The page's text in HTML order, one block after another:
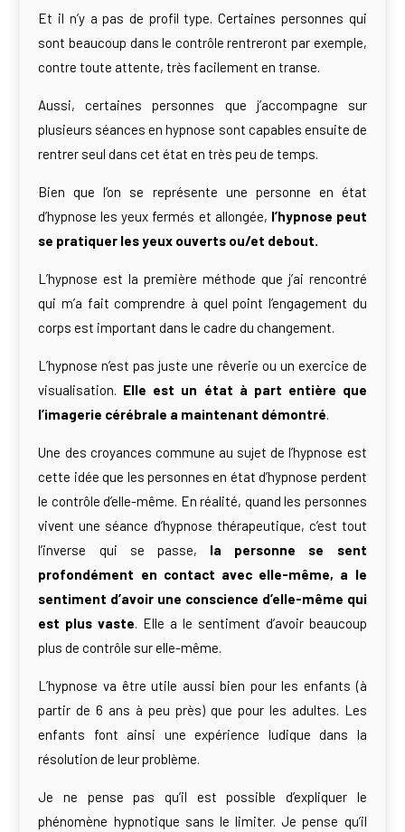
Et il n’y a pas de profil type. Certaines personnes qui
sont beaucoup dans le contrôle rentreront par exemple,
contre toute attente, très facilement en transe.
Aussi, certaines personnes que j’accompagne sur
plusieurs séances en hypnose sont capables ensuite de
rentrer seul dans cet état en très peu de temps.
Bien que l’on se représente une personne en état
d’hypnose les yeux fermés et allongée, l’hypnose peut
se pratiquer les yeux ouverts ou/et debout.
L’hypnose est la première méthode que j’ai rencontré
qui m’a fait comprendre à quel point l’engagement du
corps est important dans le cadre du changement.
L’hypnose n’est pas juste une rêverie ou un exercice de
visualisation. Elle est un état à part entière que
l’imagerie cérébrale a maintenant démontré
Une des croyances commune au sujet de l’hypnose est
cette idée que les personnes en état d’hypnose perdent
le contrôle d’elle-même. En réalité, quand les personnes
vivent une séance d’hypnose thérapeutique, c’est tout
l’inverse qui se passe, la personne se sent
profondément en contact avec elle-même, a le
sentiment d’avoir une conscience d’elle-même qui
est plus vaste . Elle a le sentiment d’avoir beaucoup
plus de contrôle sur elle-même.
L’hypnose va être utile aussi bien pour les enfants (à
partir de 6 ans à peu près) que pour les adultes. Les
enfants font ainsi une expérience ludique dans la
résolution de leur problème.
Je ne pense pas qu’il est possible d’expliquer le
phénomène hypnotique sans le limiter. Je pense qu’il